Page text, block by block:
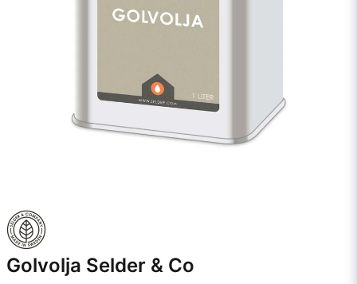
Golvolja Selder & Co